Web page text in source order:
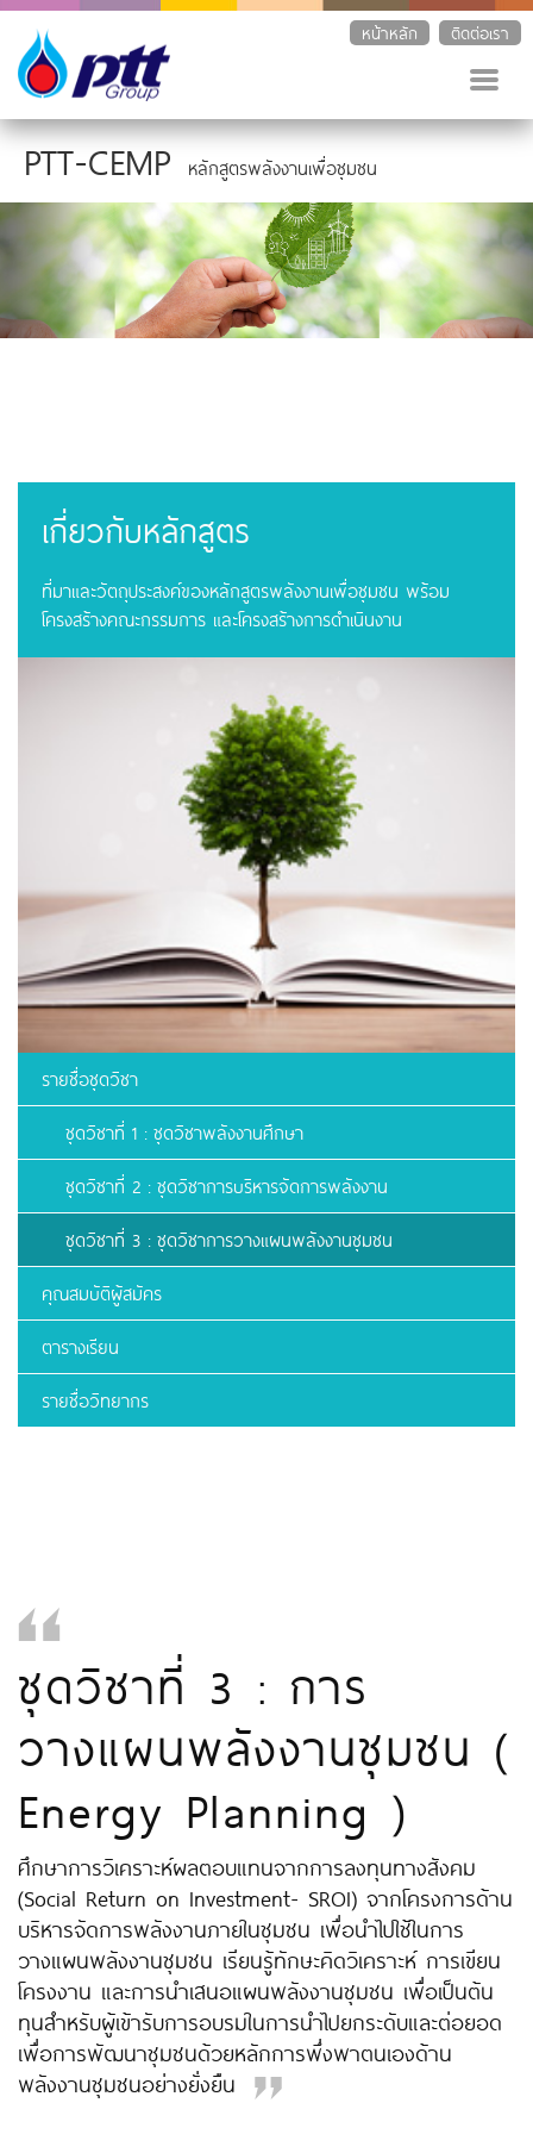
หน้าหลัก ติดต่อเรา
PTT-CEMP หลักสูตรพลังงานเพื่อชุมชน
เกี่ยวกับหลักสูตร
ที่มาและวัตถุประสงค์ของหลักสูตรพลังงานเพื่อชุมชน พร้อม
โครงสร้างคณะกรรมการ และโครงสร้างการดำเนินงาน
รายชื่อชุดวิชา
ชุดวิชาที่ 1 : ชุดวิชาพลังงานศึกษา
ชุดวิชาที่ 2 : ชุดวิชาการบริหารจัดการพลังงาน
ชุดวิชาที่ 3 : ชุดวิชาการวางแผนพลังงานชุมชน
คุณสมบัติผู้สมัคร
ตารางเรียน
รายชื่อวิทยากร
ชุดวิชาที่ 3 : การ
วางแผนพลังงานชุมชน (
Energy Planning )
ศึกษาการวิเคราะห์ผลตอบแทนจากการลงทุนทางสังคม
(Social Return on Investment- SROI) จากโครงการด้าน
บริหารจัดการพลังงานภายในชุมชน เพื่อนำไปใช้ในการ
วางแผนพลังงานชุมชน เรียนรู้ทักษะคิดวิเคราะห์ การเขียน
โครงงาน และการนำเสนอแผนพลังงานชุมชน เพื่อเป็นต้น
ทุนสำหรับผู้เข้ารับการอบรมในการนำไปยกระดับและต่อยอด
เพื่อการพัฒนาชุมชนด้วยหลักการพึ่งพาตนเองด้าน
พลังงานชุมชนอย่างยั่งยืน